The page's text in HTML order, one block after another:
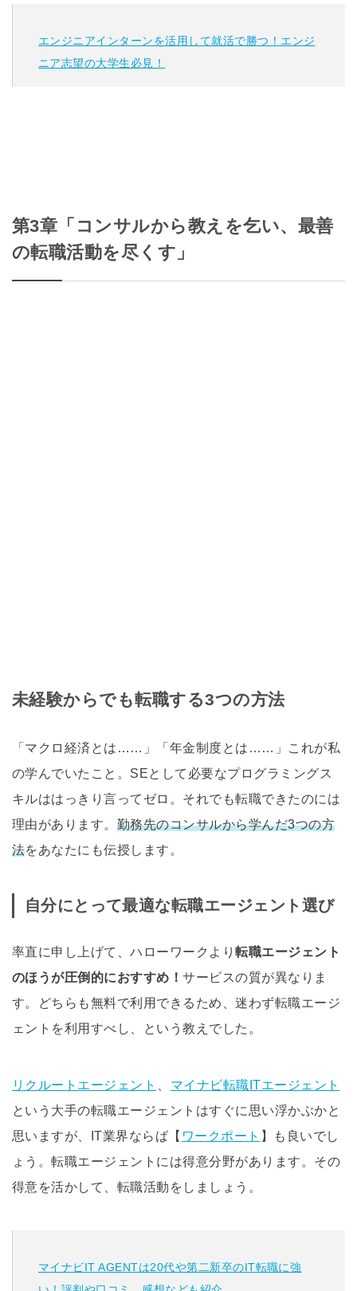
エンジニアインターンを活用して就活で勝つ！エンジ
ニア志望の大学生必見！
第3章「コンサルから教えを乞い、最善
の転職活動を尽くす」
未経験からでも転職する3つの方法
「マクロ経済とは……」「年金制度とは……」これが私
の学んでいたこと。SEとして必要なプログラミングス
キルははっきり言ってゼロ。それでも転職できたのには
理由があります。 勤務先のコンサルから学んだ3つの方
法をあなたにも伝授します。
自分にとって最適な転職エージェント選び
率直に申し上げて、ハローワークより転職エージェント
のほうが圧倒的におすすめ！サービスの質が異なりま
す。どちらも無料で利用できるため、迷わず転職エージ
ェントを利用すべし、という教えでした。
リクルートエージェント
マイナビ転職ITエージェント
という大手の転職エージェントはすぐに思い浮かぶかと
思いますが、IT業界ならば【 ワークポート 】も良いでし
ょう。転職エージェントには得意分野があります。その
得意を活かして、転職活動をしましょう。
マイナビIT AGENTは20代や第二新卒のIT転職に強